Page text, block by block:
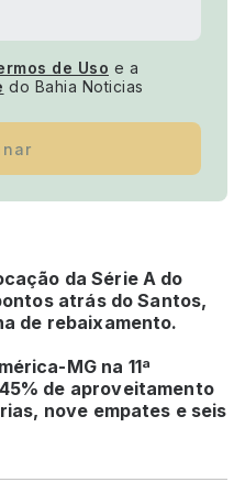
de Uso e a
do Bahia Noticias
da Série A do
atrás do Santos,
de rebaixamento.
MG na 11ª
de aproveitamento
nove empates e seis